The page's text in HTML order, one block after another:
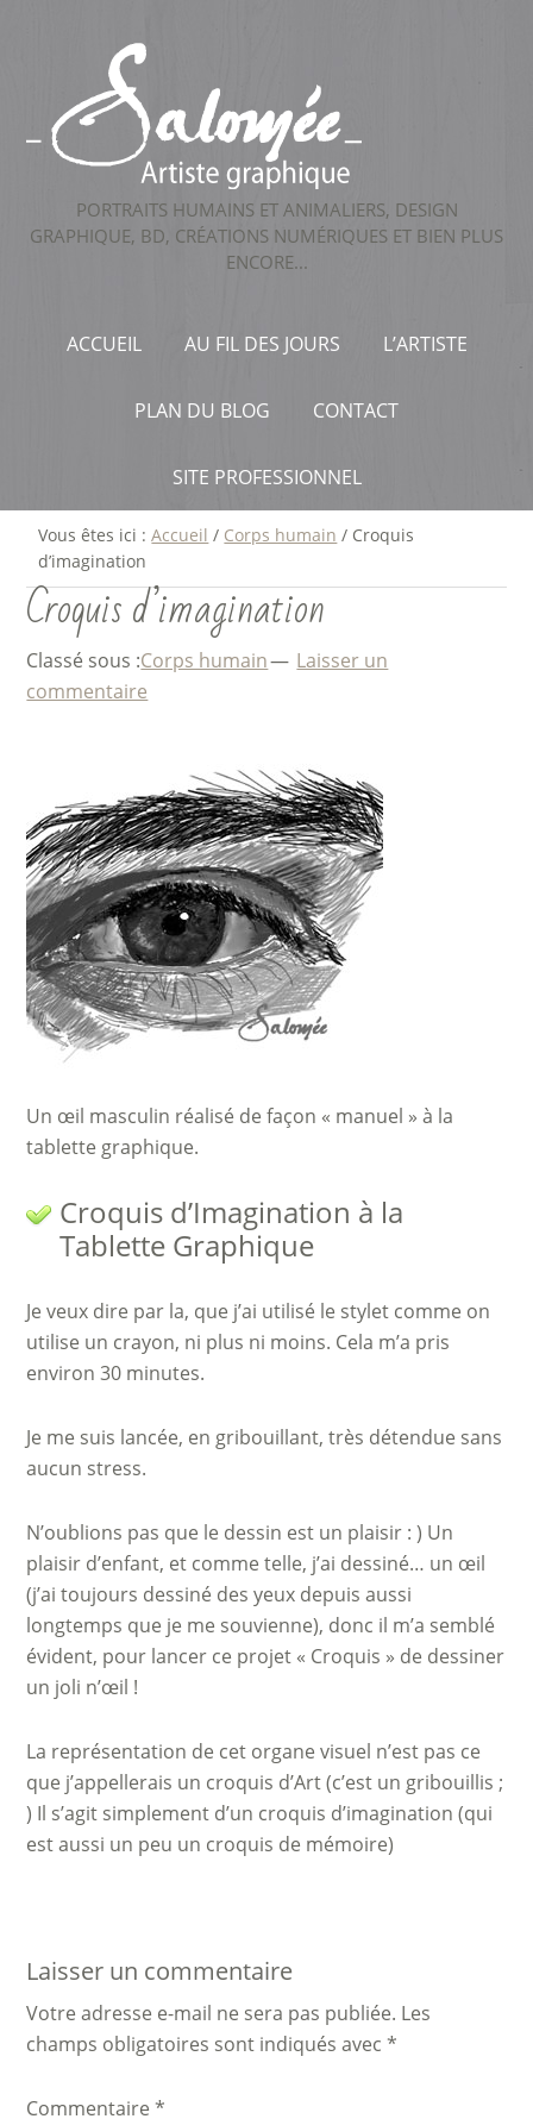
PORTRAITS HUMAINS ET ANIMALIERS, DESIGN
GRAPHIQUE, BD, CRÉATIONS NUMÉRIQUES ET BIEN PLUS
ENCORE...
ACCUEIL AU FIL DES JOURS L’ARTISTE
PLAN DU BLOG CONTACT
SITE PROFESSIONNEL
Vous êtes ici :Accueil / Corps humain / Croquis
d’imagination
Croquis d’imagination
Classé sous :Corps humain
Laisser un
commentaire
Un œil masculin réalisé de façon « manuel » à la
tablette graphique.
Croquis d’Imagination à la
Tablette Graphique
Je veux dire par la, que j’ai utilisé le stylet comme on
utilise un crayon, ni plus ni moins. Cela m’a pris
environ 30 minutes.
Je me suis lancée, en gribouillant, très détendue sans
aucun stress.
N’oublions pas que le dessin est un plaisir : ) Un
plaisir d’enfant, et comme telle, j’ai dessiné… un œil
(j’ai toujours dessiné des yeux depuis aussi
longtemps que je me souvienne), donc il m’a semblé
évident, pour lancer ce projet « Croquis » de dessiner
un joli n’œil !
La représentation de cet organe visuel n’est pas ce
que j’appellerais un croquis d’Art (c’est un gribouillis ;
) Il s’agit simplement d’un croquis d’imagination (qui
est aussi un peu un croquis de mémoire)
Laisser un commentaire
Votre adresse e-mail ne sera pas publiée. Les
champs obligatoires sont indiqués avec*
Commentaire*